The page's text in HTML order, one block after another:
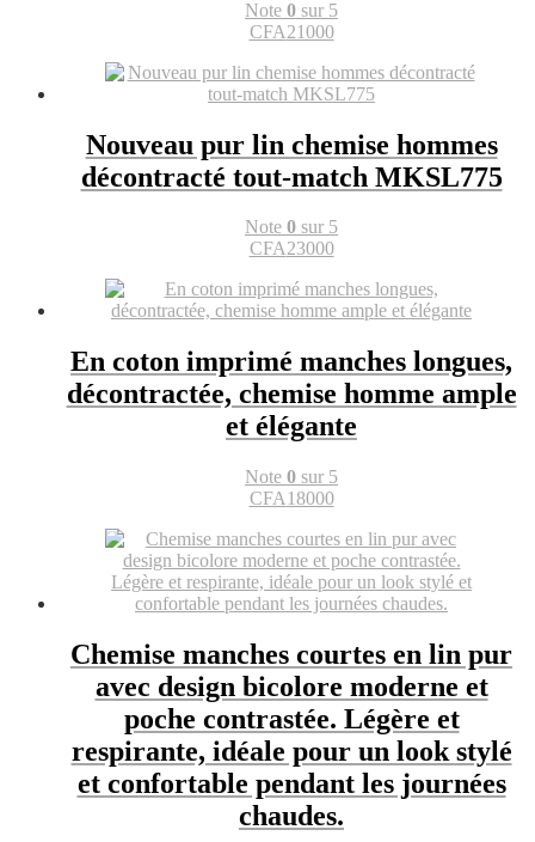
Note 0 sur 5
CFA21000
Nouveau pur lin chemise hommes
décontracté tout-match MKSL775
Note 0 sur 5
CFA23000
En coton imprimé manches longues,
décontractée, chemise homme ample
et élégante
Note 0 sur 5
CFA 18000
Chemise manches courtes en lin pur
avec design bicolore moderne et
poche contrastée. Légère et
respirante, idéale pour un look stylé
et confortable pendant les journées
chaudes.